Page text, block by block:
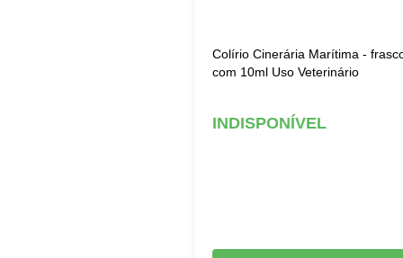
Colírio Cinerária Marítima -
com 10ml Uso Veterinário
INDISPONÍVEL